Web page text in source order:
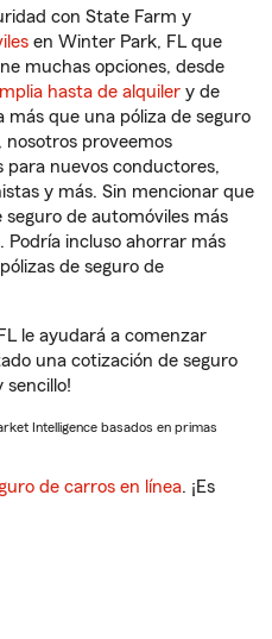
con State Farm y
en Winter Park, FL que
muchas opciones, desde
hasta de alquiler y de
más que una póliza de seguro
nosotros proveemos
para nuevos conductores,
y más. Sin mencionar que
de automóviles más
. Podría incluso ahorrar más
de seguro de
le ayudará a comenzar
una cotización de seguro
sencillo!
Intelligence basados en primas
de carros en línea. ¡Es